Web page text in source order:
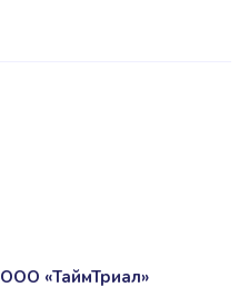
ООО «ТаймТриал»